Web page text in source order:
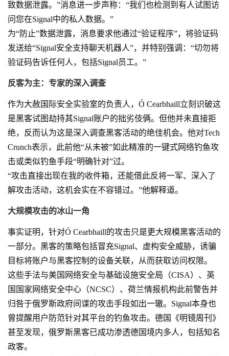
致数据泄露。”消息进一步声称：“我们也检测到有人试图访
问您在Signal中的私人数据。”
为“防止”数据泄露，消息要求他通过“验证程序”，将验证码
发送给“Signal安全支持聊天机器人”，并特别强调：“切勿将
验证码告诉任何人，包括Signal员工。”
反客为主：专家的深入调查
作为大赦国际安全实验室的负责人，Ó Cearbhaill立刻识破这
是黑客试图劫持其Signal账户的拙劣伎俩。但他并未直接拒
绝，反而认为这是深入调查黑客活动的绝佳机会。他对Tech
Crunch表示，此前他“从未被”如此精准的一键式网络钓鱼攻
击或类似钓鱼手段“明确针对”过。
“攻击直接出现在我的收件箱，还能借此反将一军、深入了
解攻击活动，这机会实在不容错过。”他解释道。
大规模攻击的冰山一角
事实证明，针对Ó Cearbhaill的攻击只是更大规模黑客活动的
一部分。黑客的策略包括冒充Signal、虚构安全威胁，诱骗
目标将账户与黑客控制的设备关联，从而获取访问权限。
这些手法与美国网络安全与基础设施安全局（CISA）、英
国国家网络安全中心（NCSC）、荷兰情报机构此前警告并
归咎于俄罗斯政府间谍的攻击手段如出一辙。Signal本身也
曾提醒用户防范针对其平台的钓鱼攻击。德国《明镜周刊》
甚至发现，俄罗斯黑客已成功渗透德国境内多人，包括知名
政客。